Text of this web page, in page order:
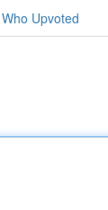
Who Upvoted